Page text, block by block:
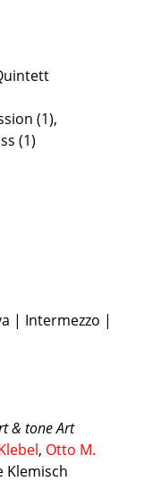
(1),
(1)
| Intermezzo |
& tone Art
, Otto M.
Klemisch